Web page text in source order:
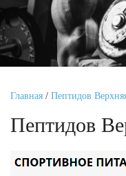
Главная / Пептидов
Пептидов